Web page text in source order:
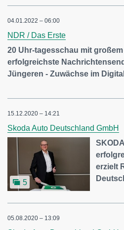
04.01.2022 – 06:00
NDR / Das Erste
20 Uhr-tagesschau mit
erfolgreichste
Jüngeren - Zuwächse im
15.12.2020 – 14:21
Skoda Auto Deutschland GmbH
5
erzielt
05.08.2020 – 13:09